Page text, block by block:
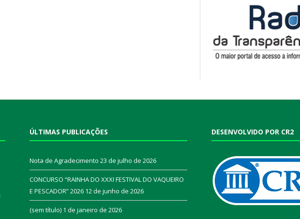
ÚLTIMAS PUBLICAÇÕES
Nota de Agradecimento 23 de julho de 2026
CONCURSO “RAINHA DO XXXI FESTIVAL DO VAQUEIRO
E PESCADOR” 2026 12 de junho de 2026
(sem título) 1 de janeiro de 2026
DESENVOLVIDO POR CR2